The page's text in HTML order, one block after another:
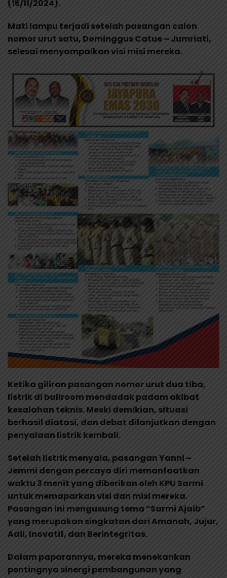
(15/11/2024).
Mati lampu terjadi setelah pasangan calon
nomor urut satu, Dominggus Catue – Jumriati,
selesai menyampaikan visi misi mereka.
Ketika giliran pasangan nomor urut dua tiba,
listrik di ballroom mendadak padam akibat
kesalahan teknis. Meski demikian, situasi
berhasil diatasi, dan debat dilanjutkan dengan
penyalaan listrik kembali.
Setelah listrik menyala, pasangan Yanni –
Jemmi dengan percaya diri memanfaatkan
waktu 3 menit yang diberikan oleh KPU Sarmi
untuk memaparkan visi dan misi mereka.
Pasangan ini mengusung tema “Sarmi Ajaib”
yang merupakan singkatan dari Amanah, Jujur,
Adil, Inovatif, dan Berintegritas.
Dalam paparannya, mereka menekankan
pentingnya sinergi pembangunan yang